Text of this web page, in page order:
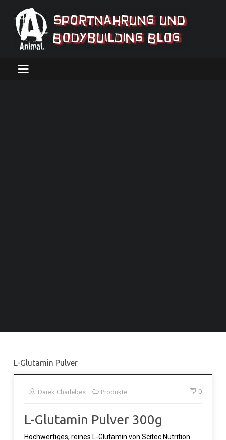
L-Glutamin Pulver
Darek Charlebes Produkte 0
L-Glutamin Pulver 300g
Hochwertiges, reines L-Glutamin von Scitec Nutrition.